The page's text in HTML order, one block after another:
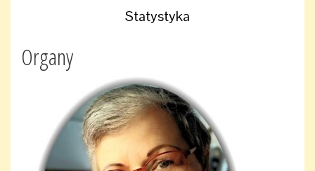
Statystyka
Organy